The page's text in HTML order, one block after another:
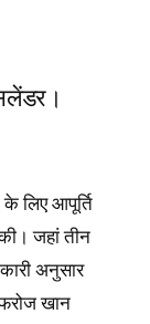
लिए आपूर्ति
जहां तीन
अनुसार
खान